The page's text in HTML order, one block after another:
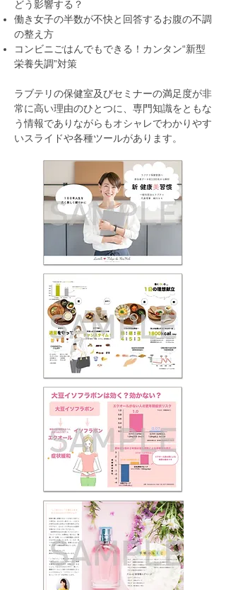
どう影響する？
働き女子の半数が不快と回答するお腹の不調
の整え方
コンビニごはんでもできる！カンタン“新型
栄養失調”対策
ラブテリの保健室及びセミナーの満足度が非
常に高い理由のひとつに、専門知識をともな
う情報でありながらもオシャレでわかりやす
いスライドや各種ツールがあります。